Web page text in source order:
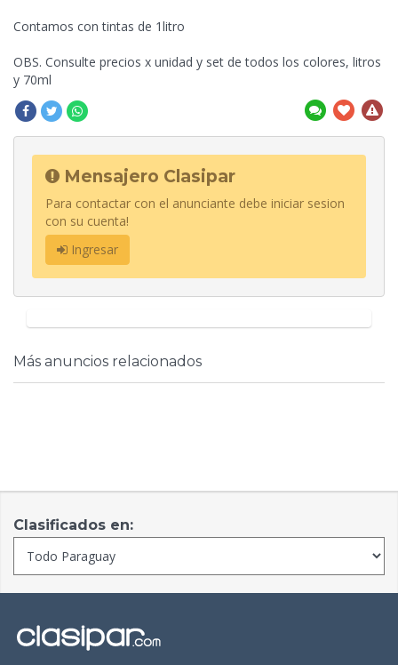
Contamos con tintas de 1litro
OBS. Consulte precios x unidad y set de todos los colores, litros
y 70ml
Mensajero Clasipar
Para contactar con el anunciante debe iniciar sesion
con su cuenta!
Ingresar
Más anuncios relacionados
Clasificados en: